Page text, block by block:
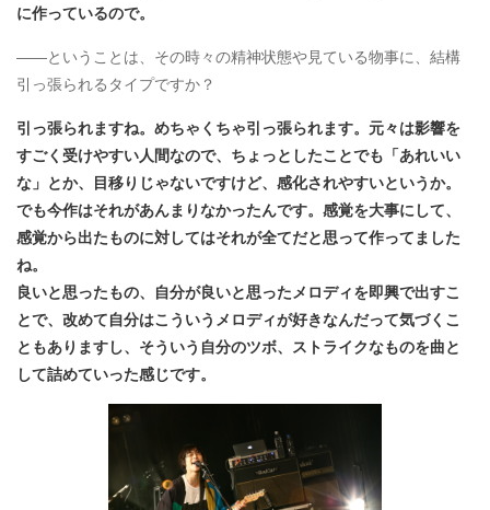
に作っているので。
――ということは、その時々の精神状態や見ている物事に、結構
引っ張られるタイプですか？
引っ張られますね。めちゃくちゃ引っ張られます。元々は影響を
すごく受けやすい人間なので、ちょっとしたことでも「あれいい
な」とか、目移りじゃないですけど、感化されやすいというか。
でも今作はそれがあんまりなかったんです。感覚を大事にして、
感覚から出たものに対してはそれが全てだと思って作ってました
ね。
良いと思ったもの、自分が良いと思ったメロディを即興で出すこ
とで、改めて自分はこういうメロディが好きなんだって気づくこ
ともありますし、そういう自分のツボ、ストライクなものを曲と
して詰めていった感じです。